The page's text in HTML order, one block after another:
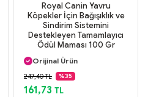
Royal Canin Yavru
Köpekler İçin Bağışıklık ve
Sindirim Sistemini
Destekleyen Tamamlayıcı
Ödül Maması 100 Gr
Aynı Gün Kargo
Orijinal Ürün
Güvenli Ödeme
Aynı Gün Kargo
247,40 TL %35
161,73 TL